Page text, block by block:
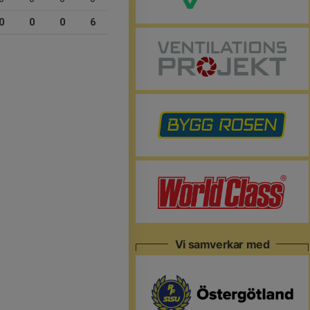
0 0 0 6
Vi samverkar med